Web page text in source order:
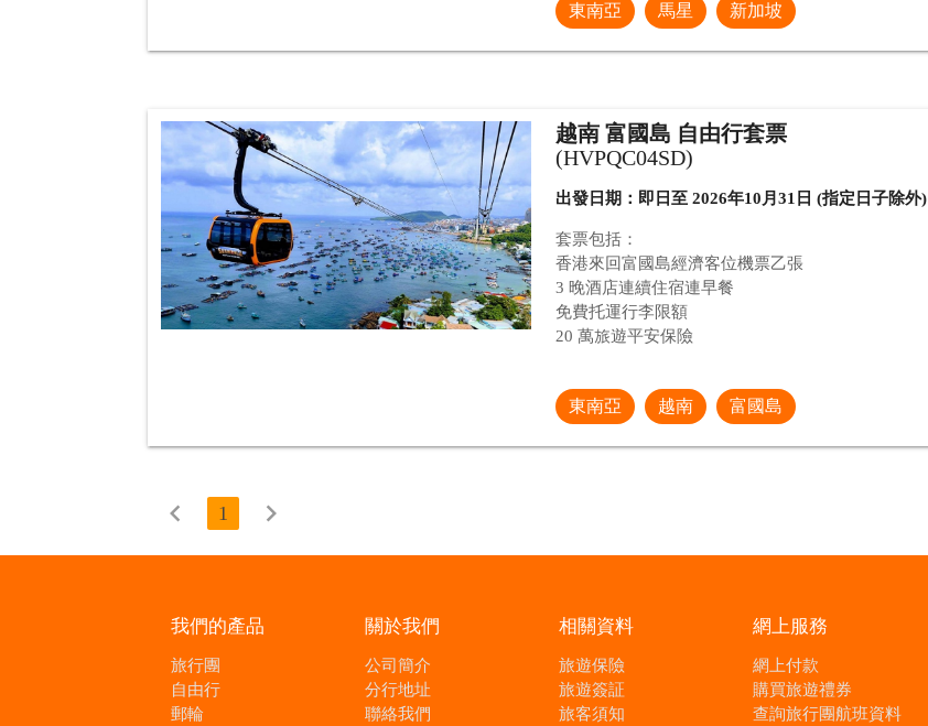
東南亞 馬星 新加坡
越南 富國島 自由行套票
(HVPQC04SD)
出發日期：即日至 2026年10月31日 (指定日子除外)
套票包括：
香港來回富國島經濟客位機票乙張
3 晚酒店連續住宿連早餐
免費托運行李限額
20 萬旅遊平安保險
東南亞 越南 富國島
chevron_left 1 chevron_right
我們的產品
旅行團
自由行
郵輪
關於我們
公司簡介
分行地址
聯絡我們
相關資料
旅遊保險
旅遊簽証
旅客須知
網上服務
網上付款
購買旅遊禮券
查詢旅行團航班資料